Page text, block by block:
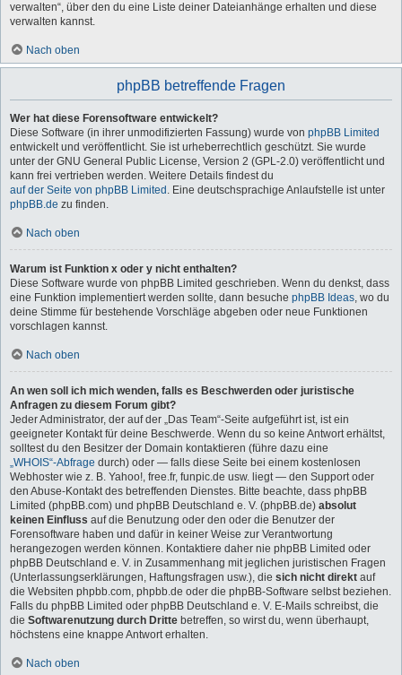
verwalten“, über den du eine Liste deiner Dateianhänge erhalten und diese
verwalten kannst.
Nach oben
phpBB betreffende Fragen
Wer hat diese Forensoftware entwickelt?
Diese Software (in ihrer unmodifizierten Fassung) wurde von phpBB Limited
entwickelt und veröffentlicht. Sie ist urheberrechtlich geschützt. Sie wurde
unter der GNU General Public License, Version 2 (GPL-2.0) veröffentlicht und
kann frei vertrieben werden. Weitere Details findest du
auf der Seite von phpBB Limited . Eine deutschsprachige Anlaufstelle ist unter
phpBB.de zu finden.
Nach oben
Warum ist Funktion x oder y nicht enthalten?
Diese Software wurde von phpBB Limited geschrieben. Wenn du denkst, dass
eine Funktion implementiert werden sollte, dann besuche phpBB Ideas, wo du
deine Stimme für bestehende Vorschläge abgeben oder neue Funktionen
vorschlagen kannst.
Nach oben
An wen soll ich mich wenden, falls es Beschwerden oder juristische
Anfragen zu diesem Forum gibt?
Jeder Administrator, der auf der „Das Team“-Seite aufgeführt ist, ist ein
geeigneter Kontakt für deine Beschwerde. Wenn du so keine Antwort erhältst,
solltest du den Besitzer der Domain kontaktieren (führe dazu eine
„WHOIS“-Abfrage durch) oder — falls diese Seite bei einem kostenlosen
Webhoster wie z. B. Yahoo!, free.fr, funpic.de usw. liegt — den Support oder
den Abuse-Kontakt des betreffenden Dienstes. Bitte beachte, dass phpBB
Limited (phpBB.com) und phpBB Deutschland e. V. (phpBB.de) absolut
keinen Einfluss auf die Benutzung oder den oder die Benutzer der
Forensoftware haben und dafür in keiner Weise zur Verantwortung
herangezogen werden können. Kontaktiere daher nie phpBB Limited oder
phpBB Deutschland e. V. in Zusammenhang mit jeglichen juristischen Fragen
(Unterlassungserklärungen, Haftungsfragen usw.), die sich nicht direkt auf
die Websiten phpbb.com, phpbb.de oder die phpBB-Software selbst beziehen.
Falls du phpBB Limited oder phpBB Deutschland e. V. E-Mails schreibst, die
die Softwarenutzung durch Dritte betreffen, so wirst du, wenn überhaupt,
höchstens eine knappe Antwort erhalten.
Nach oben